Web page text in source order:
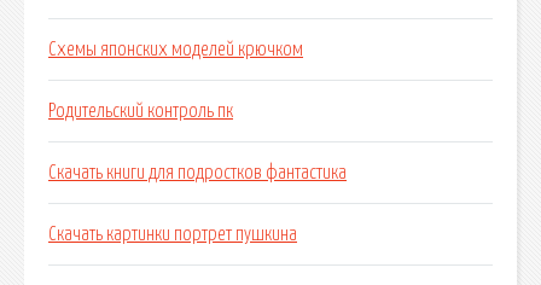
Схемы японских моделей крючком
Родительский контроль пк
Скачать книги для подростков фантастика
Скачать картинки портрет пушкина